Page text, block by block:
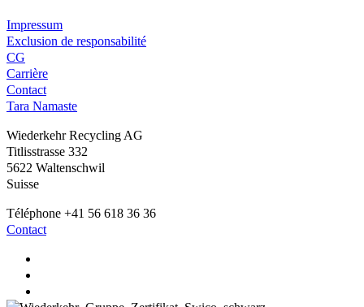
Impressum
Exclusion de responsabilité
CG
Carrière
Contact
Tara Namaste
Wiederkehr Recycling AG
Titlisstrasse 332
5622 Waltenschwil
Suisse
Téléphone +41 56 618 36 36
Contact